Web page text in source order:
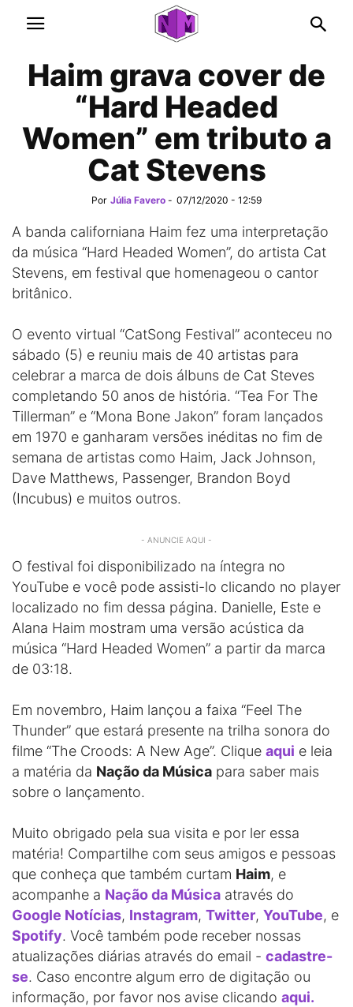
Haim grava cover de
“Hard Headed
Women” em tributo a
Cat Stevens
Por Júlia Favero - 07/12/2020 - 12:59
A banda californiana Haim fez uma interpretação
da música “Hard Headed Women”, do artista Cat
Stevens, em festival que homenageou o cantor
britânico.
O evento virtual “CatSong Festival” aconteceu no
sábado (5) e reuniu mais de 40 artistas para
celebrar a marca de dois álbuns de Cat Steves
completando 50 anos de história. “Tea For The
Tillerman” e “Mona Bone Jakon” foram lançados
em 1970 e ganharam versões inéditas no fim de
semana de artistas como Haim, Jack Johnson,
Dave Matthews, Passenger, Brandon Boyd
(Incubus) e muitos outros.
- ANUNCIE AQUI -
O festival foi disponibilizado na íntegra no
YouTube e você pode assisti-lo clicando no player
localizado no fim dessa página. Danielle, Este e
Alana Haim mostram uma versão acústica da
música “Hard Headed Women” a partir da marca
de 03:18.
Em novembro, Haim lançou a faixa “Feel The
Thunder” que estará presente na trilha sonora do
filme “The Croods: A New Age”. Clique aqui e leia
a matéria da Nação da Música para saber mais
sobre o lançamento.
Muito obrigado pela sua visita e por ler essa
matéria! Compartilhe com seus amigos e pessoas
que conheça que também curtam Haim, e
acompanhe a Nação da Música através do
Google Notícias, Instagram, Twitter, YouTube, e
Spotify. Você também pode receber nossas
atualizações diárias através do email - cadastre-
se. Caso encontre algum erro de digitação ou
informação, por favor nos avise clicando aqui.